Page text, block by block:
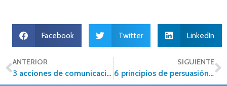
Facebook Twitter LinkedIn
ANTERIOR
3 acciones de comunicación inmobiliaria para destacar a nivel local este verano
SIGUIENTE
6 principios de persuasión en el sector inmobiliario